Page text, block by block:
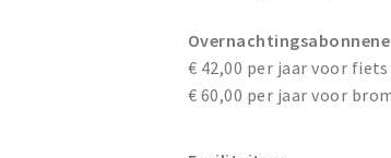
€ 42,00 per jaar voor fiets
€ 60,00 per jaar voor